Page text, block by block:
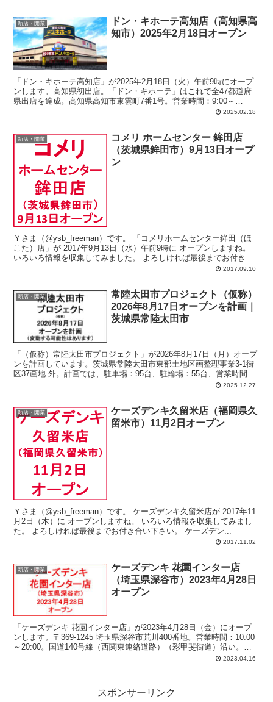
新店・開業
ドン・キホーテ高知店（高知県高
知市）2025年2月18日オープン
「ドン・キホーテ高知店」が2025年2月18日（火）午前9時にオープ
ンします。高知県初出店。「ドン・キホーテ」はこれで全47都道府
県出店を達成。高知県高知市東雲町7番1号。営業時間：9:00～
27:00（翌3:00）。売場面積：3726.5平方メートル。駐車場：255台。
2025.02.18
新店・開業
コメリ ホームセンター 鉾田店
（茨城県鉾田市）9月13日オープ
ン
Ｙさま（@ysb_freeman）です。 「コメリホームセンター鉾田（ほ
こた）店」が 2017年9月13日（水）午前9時に オープンしますね。
いろいろ情報を収集してみました。 よろしければ最後までお付き合
2017.09.10
新店・開業
常陸太田市プロジェクト（仮称）
2026年8月17日オープンを計画｜
茨城県常陸太田市
「（仮称）常陸太田市プロジェクト」が2026年8月17日（月）オープ
ンを計画しています。茨城県常陸太田市東部土地区画整理事業3-1街
区37画地 外。計画では、駐車場：95台、駐輪場：55台、営業時間：
2025.12.27
新店・開業
ケーズデンキ久留米店（福岡県久
留米市）11月2日オープン
Ｙさま（@ysb_freeman）です。 ケーズデンキ久留米店が 2017年11
月2日（木）に オープンしますね。 いろいろ情報を収集してみまし
た。 よろしければ最後までお付き合い下さい。 ケーズデン...
2017.11.02
新店・開業
ケーズデンキ 花園インター店
（埼玉県深谷市）2023年4月28日
オープン
「ケーズデンキ 花園インター店」が2023年4月28日（金）にオープ
ンします。〒369-1245 埼玉県深谷市荒川400番地。営業時間：10:00
～20:00。国道140号線（西関東連絡道路）（彩甲斐街道）沿い。
2023.04.16
スポンサーリンク